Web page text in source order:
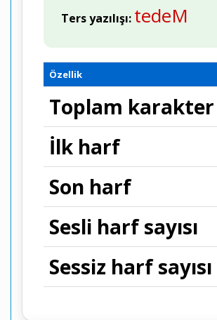
Ters yazılışı: tedeM
Özellik
Toplam karakter
İlk harf
Son harf
Sesli harf sayısı
Sessiz harf sayısı